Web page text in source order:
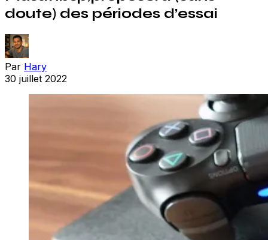
doute) des périodes d’essai
Par Hary
30 juillet 2022